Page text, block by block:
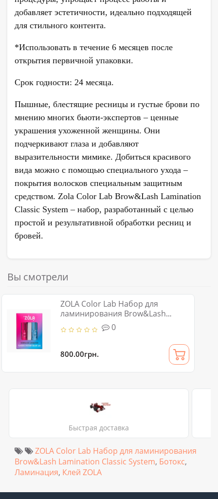
добавляет эстетичности, идеально подходящей
для стильного контента.
*Использовать в течение 6 месяцев после
открытия первичной упаковки.
Срок годности: 24 месяца.
Пышные, блестящие ресницы и густые брови по
мнению многих бьюти-экспертов – ценные
украшения ухоженной женщины. Они
подчеркивают глаза и добавляют
выразительности мимике. Добиться красивого
вида можно с помощью специального ухода –
покрытия волосков специальным защитным
средством. Zola Color Lab Brow&Lash Lamination
Classic System – набор, разработанный с целью
простой и результативной обработки ресниц и
бровей.
Вы смотрели
ZOLA Color Lab Набор для
ламинирования Brow&Lash
Lamination Classic System
0
800.00грн.
Быстрая доставка
ZOLA Color Lab Набор для ламинирования
Brow&Lash Lamination Classic System, Ботокс,
Ламинация, Клей ZOLA